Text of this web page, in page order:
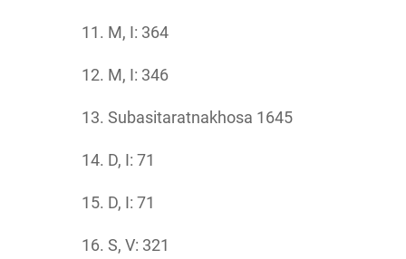
M, I: 364
M, I: 346
Subasitaratnakhosa 1645
D, I: 71
D, I: 71
S, V: 321